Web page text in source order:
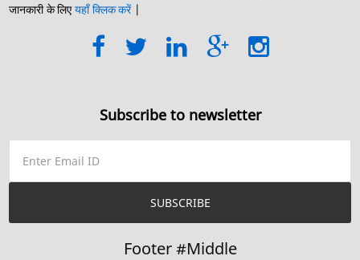
जानकारी के लिएयहाँ क्लिक करें |
Subscribe to newsletter
Footer #Middle